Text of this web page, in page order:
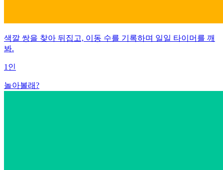
색깔 쌍을 찾아 뒤집고, 이동 수를 기록하며 일일 타이머를 깨
봐.
1인
놀아볼래?